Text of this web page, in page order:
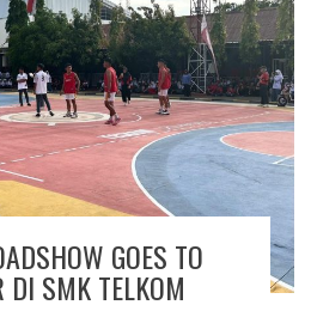
GOES TO
DI SMK TELKOM